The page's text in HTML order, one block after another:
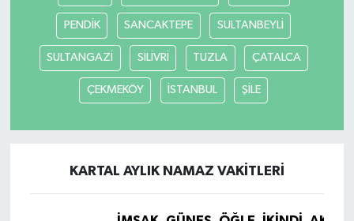
PENDİK SANCAKTEPE SULTANBEYLİ
SULTANGAZİ SİLİVRİ TUZLA ÇATALCA
ÇEKMEKÖY İSTANBUL ŞİLE
KARTAL AYLIK NAMAZ VAKITLERI